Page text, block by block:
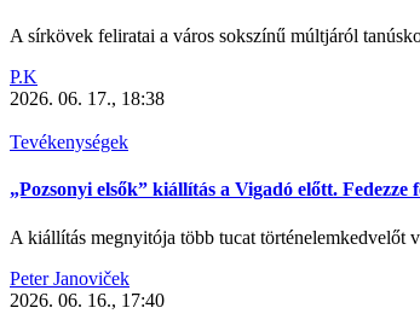
A sírkövek feliratai a város sokszínű múltjáról
P.K
2026. 06. 17., 18:38
Tevékenységek
„Pozsonyi elsők” kiállítás a Vigadó előtt. Fedezze
A kiállítás megnyitója több tucat történelemkedvelőt
Peter Janoviček
2026. 06. 16., 17:40